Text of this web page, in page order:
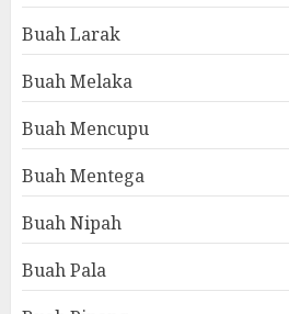
Buah Larak
Buah Melaka
Buah Mencupu
Buah Mentega
Buah Nipah
Buah Pala